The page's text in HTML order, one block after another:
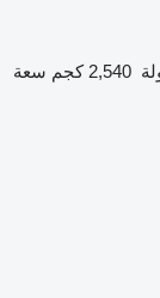
2,540 كجم
سعة